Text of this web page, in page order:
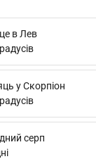
в Лев
у Скорпіон
серп